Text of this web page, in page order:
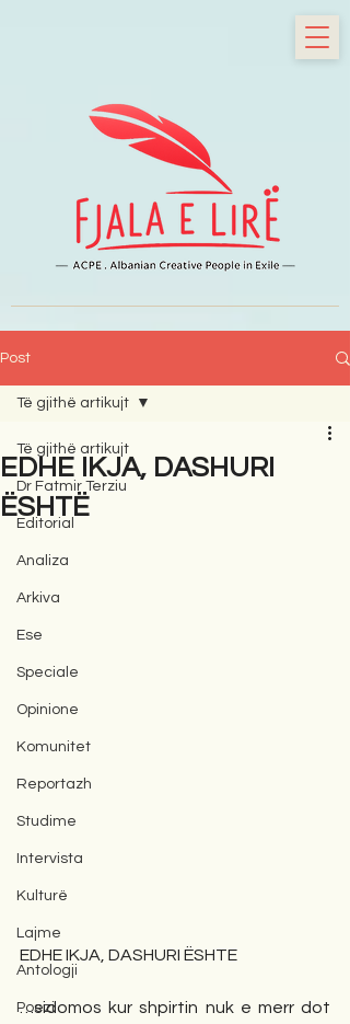
Post
Të gjithë artikujt
Dr Fatmir Terziu
Editorial
Analiza
Arkiva
Ese
Speciale
Opinione
Komunitet
Reportazh
Studime
Intervista
Kulturë
Lajme
Antologji
Poezi
Të gjithë artikujt
EDHE IKJA, DASHURI
ËSHTË
EDHE IKJA, DASHURI ËSHTE
…sidomos kur shpirtin nuk e merr dot